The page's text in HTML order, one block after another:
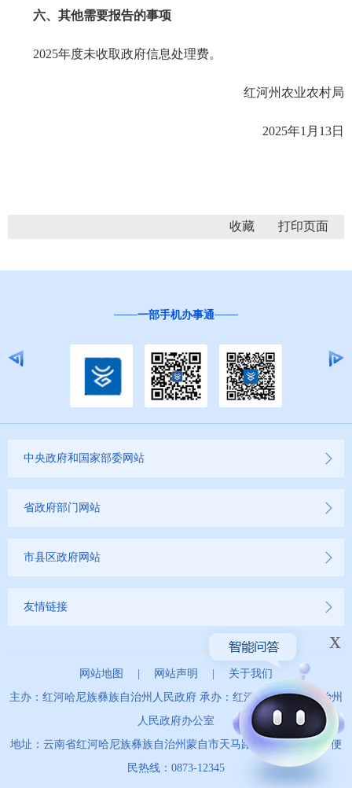
六、其他需要报告的事项
2025年度未收取政府信息处理费。
红河州农业农村局
2025年1月13日
收藏
一部手机办事通
中央政府和国家部委网站
省政府部门网站
市县区政府网站
友情链接
网站地图 网站声明
关于我们
主办：红河哈尼族彝族自治州人民政府 承办：红河哈尼族彝族自治州
人民政府办公室
地址：云南省红河哈尼族彝族自治州蒙自市天马路67号 政务服务便
民热线：0873-12345
x